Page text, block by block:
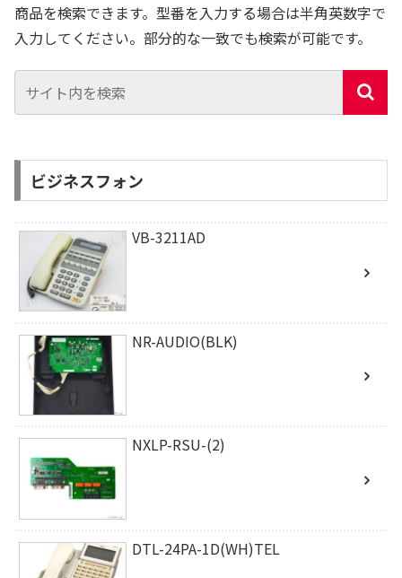
商品を検索できます。型番を入力する場合は半角英数字で
入力してください。部分的な一致でも検索が可能です。
ビジネスフォン
VB-3211AD
NR-AUDIO(BLK)
NXLP-RSU-(2)
DTL-24PA-1D(WH)TEL